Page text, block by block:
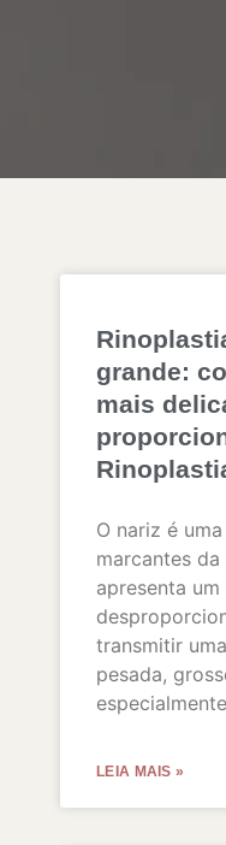
grande:
mais
O nariz é
marcantes
apresenta
transmitir
pesada,
LEIA MAIS »